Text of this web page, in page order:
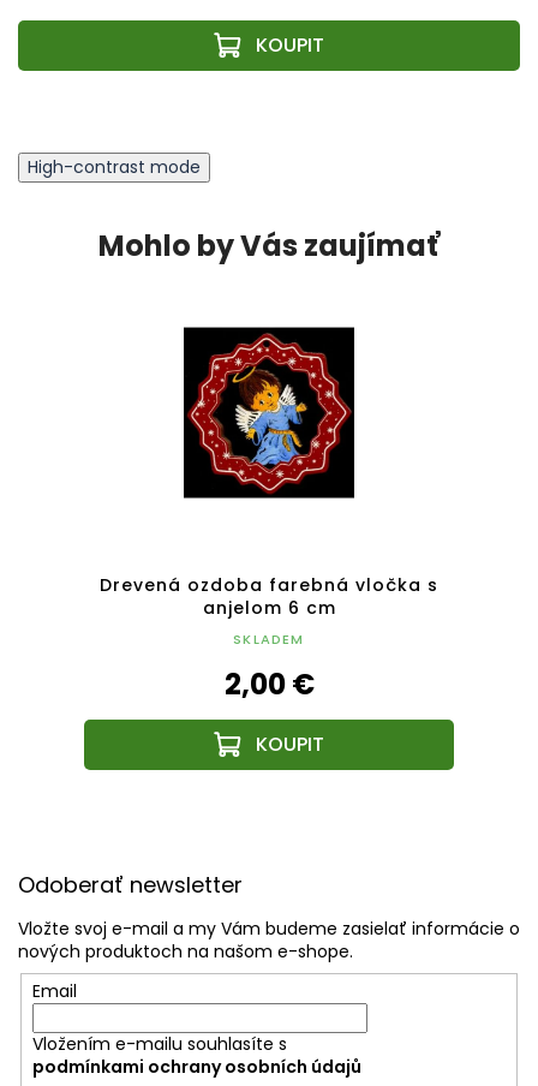
High-contrast mode
Mohlo by Vás zaujímať
Drevená ozdoba farebná vločka s
anjelom 6 cm
SKLADEM
2,00 €
Odoberať newsletter
Vložte svoj e-mail a my Vám budeme zasielať informácie o
nových produktoch na našom e-shope.
Email
Vložením e-mailu souhlasíte s
podmínkami ochrany osobních údajů